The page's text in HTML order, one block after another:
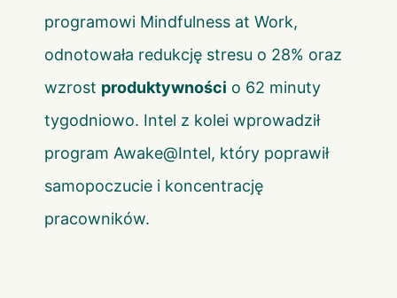
programowi Mindfulness at Work,
odnotowała redukcję stresu o 28% oraz
wzrost produktywności o 62 minuty
tygodniowo. Intel z kolei wprowadził
program Awake@Intel, który poprawił
samopoczucie i koncentrację
pracowników.